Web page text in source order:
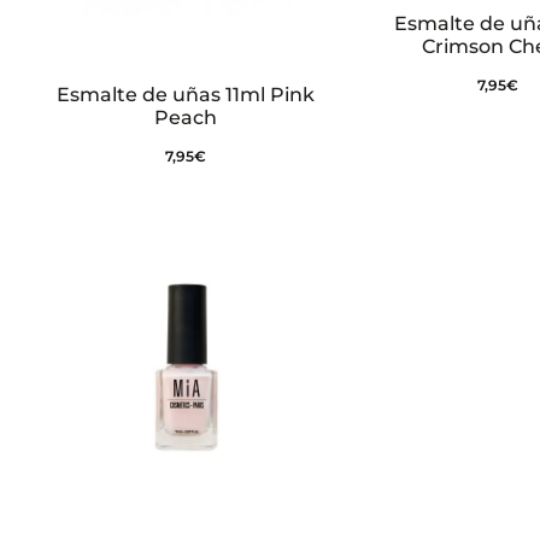
Esmalte de uñas 11ml Pink
Peach
7,95€
Esmalte de
Crimson
7,95€